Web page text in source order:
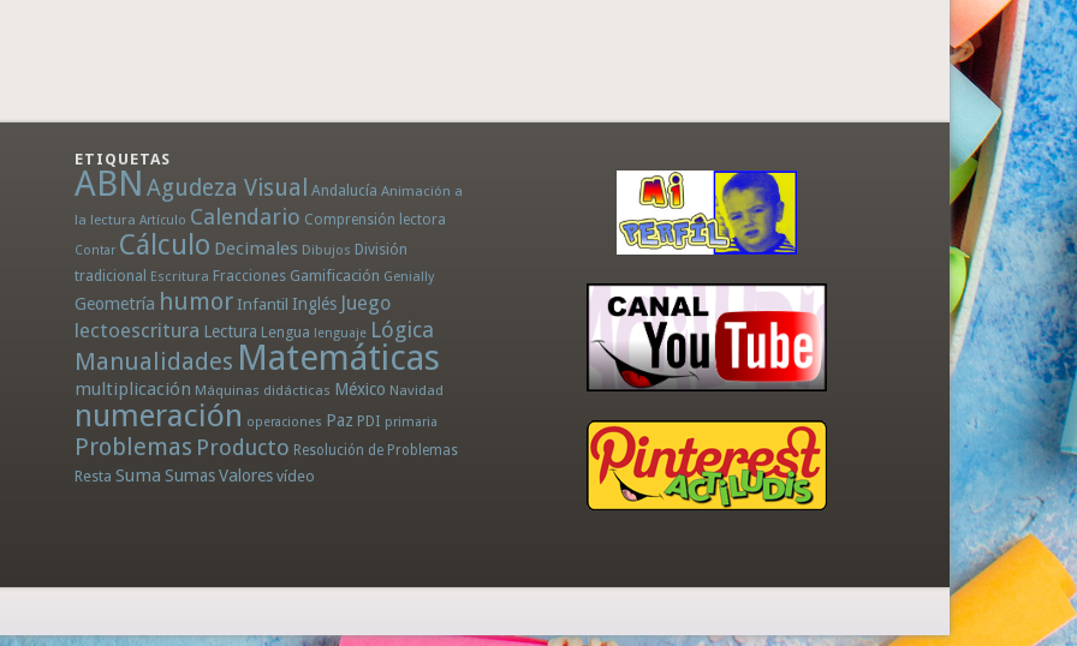
ETIQUETAS
ABN Agudeza Visual Andalucía Animación a
la lectura Artículo Calendario Comprensión lectora
Contar Cálculo Decimales Dibujos División
tradicional Escritura Fracciones Gamificación Genially
Geometría humor Infantil Inglés Juego
lectoescritura Lectura Lengua lenguaje Lógica
Manualidades Matemáticas
multiplicación Máquinas didácticas México Navidad
numeración operaciones Paz PDI primaria
Problemas Producto Resolución de Problemas
Resta Suma SumasValores vídeo